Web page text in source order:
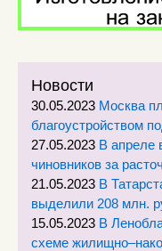
Новости
30.05.2023 Москва
благоустройством
27.05.2023 В апреле
чиновников за
21.05.2023 В
выделили 208 млн.
15.05.2023 В
схеме